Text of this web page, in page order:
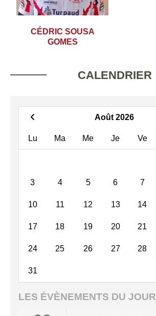
CÉDRIC SOUSA
GOMES
CALENDRIER
Août 2026
Lu Ma Me Je Ve
3 4 5 6 7
10 11 12 13 14
17 18 19 20 21
24 25 26 27 28
31
LES ÉVÈNEMENTS DU JOUR